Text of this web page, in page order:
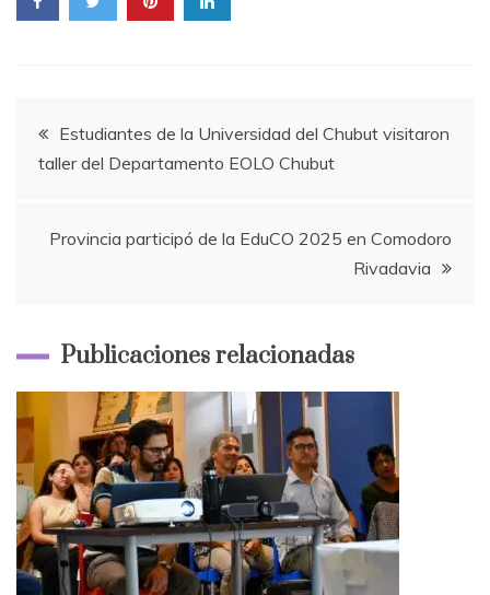
Navegación
de
entradas
Estudiantes de la Universidad del Chubut visitaron
taller del Departamento EOLO Chubut
Provincia participó de la EduCO 2025 en Comodoro
Rivadavia
Publicaciones relacionadas